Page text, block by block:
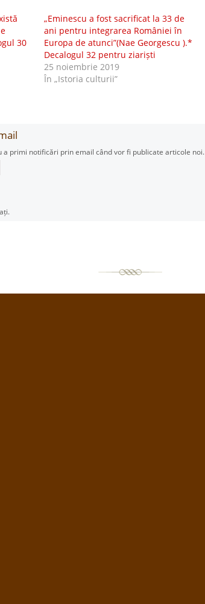
30
„Eminescu a fost sacrificat la 33 de
ani pentru integrarea României în
Europa de atunci”(Nae Georgescu ).*
Decalogul 32 pentru ziariști
25 noiembrie 2019
În „Istoria culturii”
primi notificări prin email când vor fi publicate articole noi.